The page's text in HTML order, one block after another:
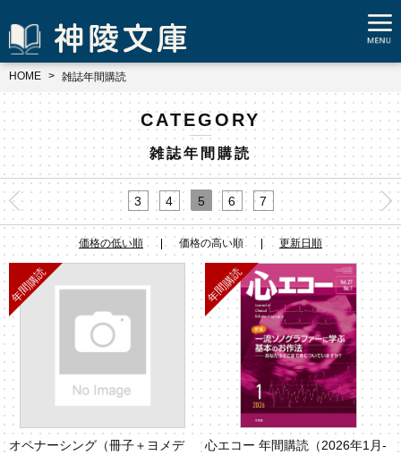
HOME 雑誌年間購読
CATEGORY
雑誌年間購読
3 4 5 6 7
価格の低い順 価格の高い順 更新日順
オペナーシング（冊子＋ヨメデ
心エコー 年間購読（2026年1月-